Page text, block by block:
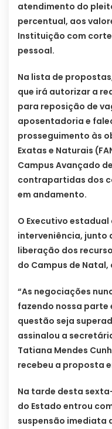
atendimento do
percentual, aos
Instituição com
pessoal.
Na lista de
que irá autorizar a
para reposição de
aposentadoria e
prosseguimento às
Exatas e Naturais
Campus Avançado
contrapartidas dos
em andamento.
O Executivo
interveniência, junto
liberação dos
do Campus de
“As negociações
fazendo nossa parte
questão seja
assinalou a
Tatiana Mendes
recebeu a proposta
Na tarde desta
do Estado entrou
suspensão imediata